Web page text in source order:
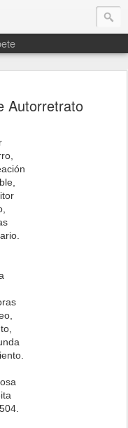
Autorretrato